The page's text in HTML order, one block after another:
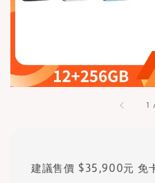
1
建議售價 $35,900元 免